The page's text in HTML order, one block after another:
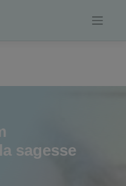
sagesse